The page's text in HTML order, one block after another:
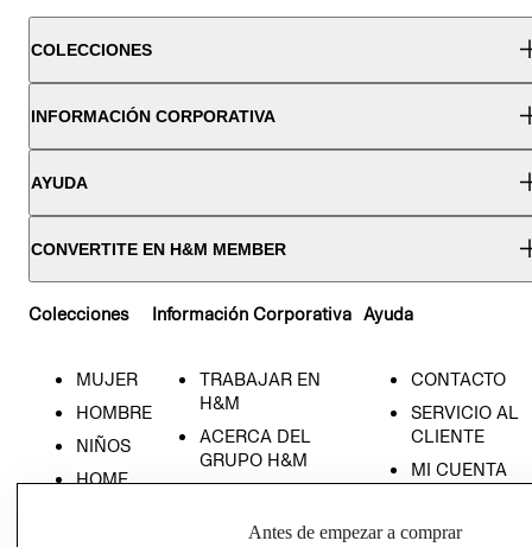
COLECCIONES
INFORMACIÓN CORPORATIVA
AYUDA
CONVERTITE EN H&M MEMBER
Colecciones
MUJER
HOMBRE
NIÑOS
HOME
Información Corporativa
TRABAJAR EN
H&M
ACERCA DEL
GRUPO H&M
Ayuda
CONTACTO
SERVICIO AL
CLIENTE
MI CUENTA
TIENDAS
Antes de empezar a comprar